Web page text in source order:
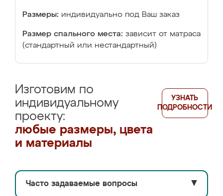
Размеры: индивидуально под Ваш заказ
Размер спального места: зависит от матраса
(стандартный или нестандартный)
Изготовим по
индивидуальному
проекту:
любые размеры, цвета
и материалы
УЗНАТЬ
ПОДРОБНОСТИ
Часто задаваемые вопросы ▼